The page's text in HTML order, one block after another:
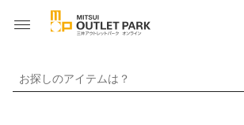
お探しのアイテムは？